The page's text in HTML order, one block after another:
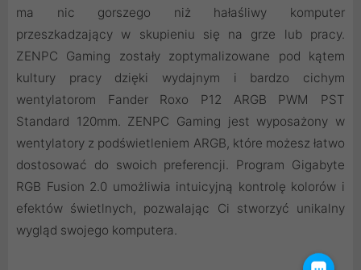
ma nic gorszego niż hałaśliwy komputer
przeszkadzający w skupieniu się na grze lub pracy.
ZENPC Gaming zostały zoptymalizowane pod kątem
kultury pracy dzięki wydajnym i bardzo cichym
wentylatorom Fander Roxo P12 ARGB PWM PST
Standard 120mm. ZENPC Gaming jest wyposażony w
wentylatory z podświetleniem ARGB, które możesz łatwo
dostosować do swoich preferencji. Program Gigabyte
RGB Fusion 2.0 umożliwia intuicyjną kontrolę kolorów i
efektów świetlnych, pozwalając Ci stworzyć unikalny
wygląd swojego komputera.